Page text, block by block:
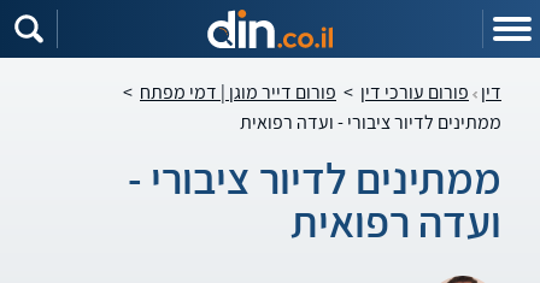
דין פורום עורכי דין > פורום דייר מוגן | דמי מפתח >
ממתינים לדיור ציבורי - ועדה רפואית
ממתינים לדיור ציבורי -
ועדה רפואית